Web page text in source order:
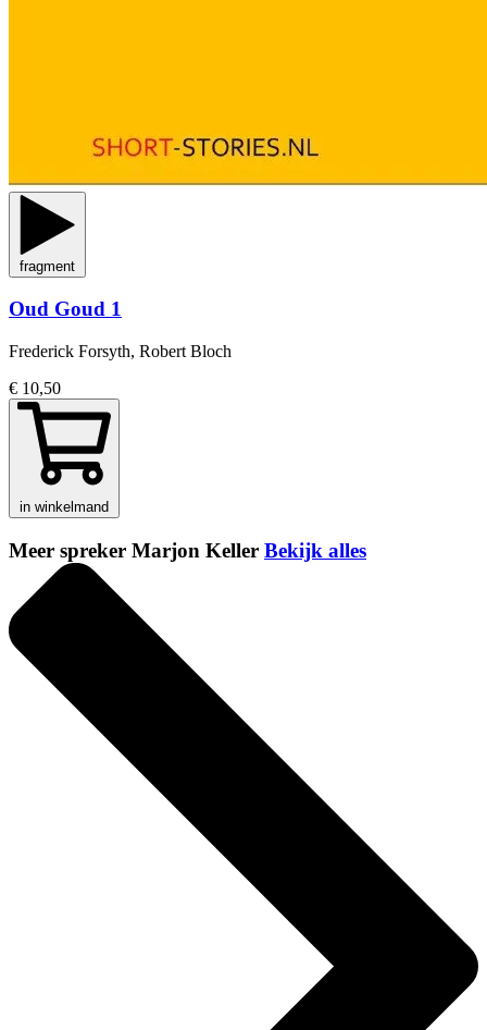
fragment
Oud Goud 1
Frederick Forsyth, Robert Bloch
€ 10,50
in winkelmand
Meer spreker Marjon Keller Bekijk alles